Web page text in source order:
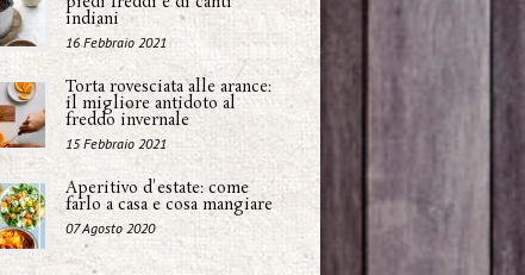
indiani
16 Febbraio 2021
Torta rovesciata alle arance:
il migliore antidoto al
freddo invernale
15 Febbraio 2021
Aperitivo d'estate: come
farlo a casa e cosa mangiare
07 Agosto 2020